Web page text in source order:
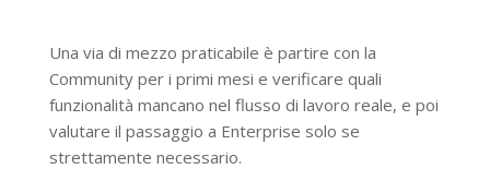
Una via di mezzo praticabile è partire con la
Community per i primi mesi e verificare quali
funzionalità mancano nel flusso di lavoro reale, e poi
valutare il passaggio a Enterprise solo se
strettamente necessario.